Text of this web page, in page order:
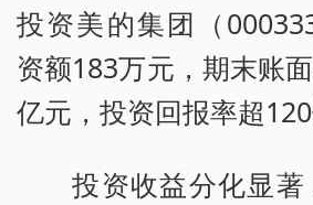
投资美的集团（
资额183万元，期末账
亿元，投资回报率超120
投资收益分化显